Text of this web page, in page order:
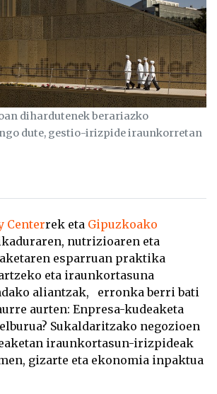
dihardutenek berariazko
dute, gestio-irizpide iraunkorretan
Centerrek eta Gipuzkoako
nutrizioaren eta
esparruan praktika
eta iraunkortasuna
aliantzak, erronka berri bati
aurten: Enpresa-kudeaketa
Sukaldaritzako negozioen
iraunkortasun-irizpideak
gizarte eta ekonomia inpaktua